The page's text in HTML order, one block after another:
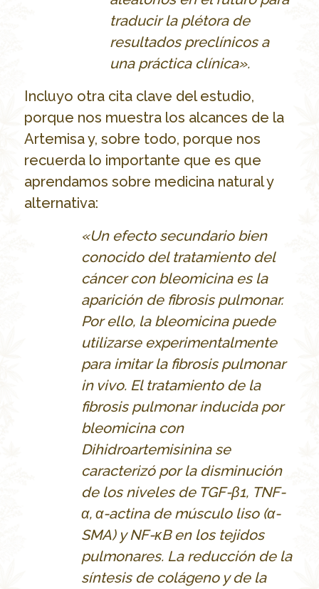
traducir la plétora de
resultados preclínicos a
una práctica clínica».
Incluyo otra cita clave del estudio,
porque nos muestra los alcances de la
Artemisa y, sobre todo, porque nos
recuerda lo importante que es que
aprendamos sobre medicina natural y
alternativa:
«Un efecto secundario bien
conocido del tratamiento del
cáncer con bleomicina es la
aparición de fibrosis pulmonar.
Por ello, la bleomicina puede
utilizarse experimentalmente
para imitar la fibrosis pulmonar
in vivo. El tratamiento de la
fibrosis pulmonar inducida por
bleomicina con
Dihidroartemisinina se
caracterizó por la disminución
de los niveles de TGF-β1, TNF-
α, α-actina de músculo liso (α-
SMA) y NF-κB en los tejidos
pulmonares. La reducción de la
síntesis de colágeno y de la